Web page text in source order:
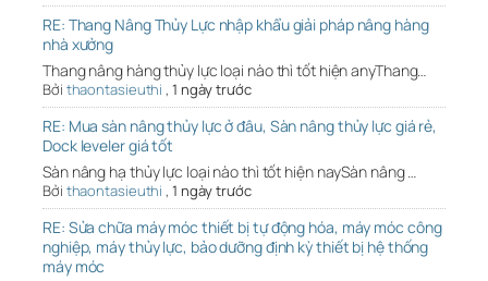
RE: Thang Nâng Thủy Lực nhập khẩu giải pháp nâng hàng
nhà xưởng
Thang nâng hàng thủy lực loại nào thì tốt hiện anyThang…
Bởi thaontasieuthi , 1 ngày trước
RE: Mua sàn nâng thủy lực ở đâu, Sàn nâng thủy lực giá rẻ,
Dock leveler giá tốt
Sàn nâng hạ thủy lực loại nào thì tốt hiện naySàn nâng …
Bởi thaontasieuthi , 1 ngày trước
RE: Sửa chữa máy móc thiết bị tự động hóa, máy móc công
nghiệp, máy thủy lực, bảo dưỡng định kỳ thiết bị hệ thống
máy móc